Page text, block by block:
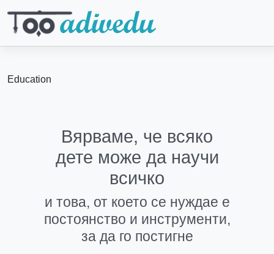
Skip to main content
Breadcrumb
Education
Вярваме, че всяко
дете може да научи
всичко
и това, от което се нуждае е
постоянство и инструменти,
за да го постигне